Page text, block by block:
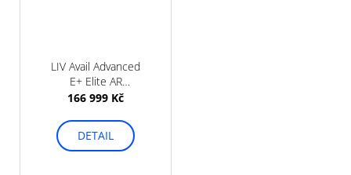
LIV Avail Advanced
E+ Elite AR
Eucalyptus/ Ocean
166 999 Kč
DETAIL